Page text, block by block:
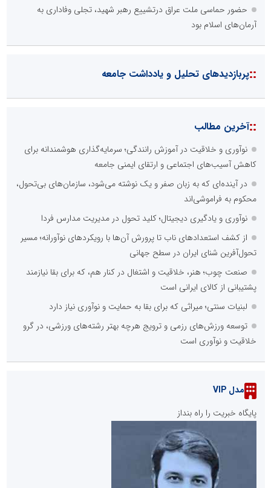
حضور حماسی ملت عراق درتشییع رهبر شهید، تجلی وفاداری به
آرمان‌های اسلام بود
::پربازدیدهای تحلیل و یادداشت جامعه
::آخرین مطالب
نوآوری و خلاقیت در آموزش رانندگی؛ سرمایه‌گذاری هوشمندانه برای
کاهش آسیب‌های اجتماعی و ارتقای ایمنی جامعه
در آینده‌ای که به زبان صفر و یک نوشته می‌شود، سازمان‌های بی‌تحول،
محکوم به فراموشی‌اند
نوآوری و یادگیری دیجیتال؛ کلید تحول در مدیریت مدارس فردا
از کشف استعدادهای ناب تا پرورش آن‌ها با رویکردهای نوآورانه؛ مسیر
تحول‌آفرین شنای ایران در سطح جهانی
صنعت چوب؛ هنر، خلاقیت و اشتغال در کنار هم، که برای بقا نیازمند
پشتیبانی از کالای ایرانی است
لبنیات سنتی؛ میراثی که برای بقا به حمایت و نوآوری نیاز دارد
توسعه ورزش‌های رزمی و ترویج هرچه بهتر رشته‌های ورزشی، در گرو
خلاقیت و نوآوری است
مدل VIP
پایگاه خبریت را راه بنداز